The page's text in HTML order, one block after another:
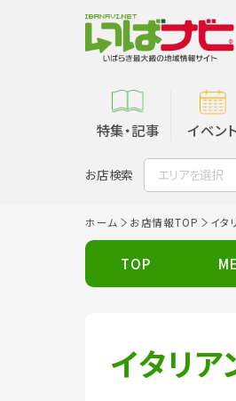
特集・記事 イベント
お店検索 エリアを選択
ホーム お店情報TOP イタ
TOP
イタリ